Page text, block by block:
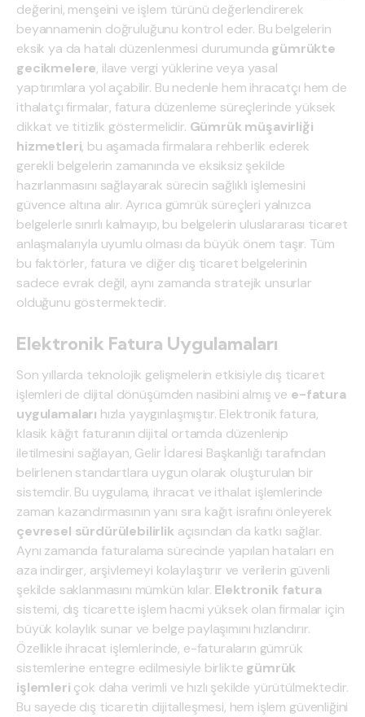
değerini, menşeini ve işlem türünü değerlendirerek
beyannamenin doğruluğunu kontrol eder. Bu belgelerin
eksik ya da hatalı düzenlenmesi durumunda gümrükte
gecikmelere, ilave vergi yüklerine veya yasal
yaptırımlara yol açabilir. Bu nedenle hem ihracatçı hem de
ithalatçı firmalar, fatura düzenleme süreçlerinde yüksek
dikkat ve titizlik göstermelidir. Gümrük müşavirliği
hizmetleri, bu aşamada firmalara rehberlik ederek
gerekli belgelerin zamanında ve eksiksiz şekilde
hazırlanmasını sağlayarak sürecin sağlıklı işlemesini
güvence altına alır. Ayrıca gümrük süreçleri yalnızca
belgelerle sınırlı kalmayıp, bu belgelerin uluslararası ticaret
anlaşmalarıyla uyumlu olması da büyük önem taşır. Tüm
bu faktörler, fatura ve diğer dış ticaret belgelerinin
sadece evrak değil, aynı zamanda stratejik unsurlar
olduğunu göstermektedir.
Elektronik Fatura Uygulamaları
Son yıllarda teknolojik gelişmelerin etkisiyle dış ticaret
işlemleri de dijital dönüşümden nasibini almış ve e-fatura
uygulamaları hızla yaygınlaşmıştır. Elektronik fatura,
klasik kâğıt faturanın dijital ortamda düzenlenip
iletilmesini sağlayan, Gelir İdaresi Başkanlığı tarafından
belirlenen standartlara uygun olarak oluşturulan bir
sistemdir. Bu uygulama, ihracat ve ithalat işlemlerinde
zaman kazandırmasının yanı sıra kağıt israfını önleyerek
çevresel sürdürülebilirlikaçısından da katkı sağlar.
Aynı zamanda faturalama sürecinde yapılan hataları en
aza indirger, arşivlemeyi kolaylaştırır ve verilerin güvenli
şekilde saklanmasını mümkün kılar. Elektronik fatura
sistemi, dış ticarette işlem hacmi yüksek olan firmalar için
büyük kolaylık sunar ve belge paylaşımını hızlandırır.
Özellikle ihracat işlemlerinde, e-faturaların gümrük
sistemlerine entegre edilmesiyle birlikte gümrük
işlemleri çok daha verimli ve hızlı şekilde yürütülmektedir.
Bu sayede dış ticaretin dijitalleşmesi, hem işlem güvenliğini